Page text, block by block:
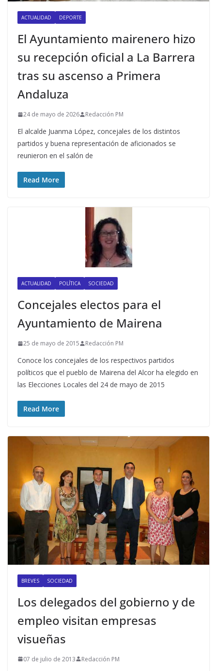
ACTUALIDAD DEPORTE
El Ayuntamiento mairenero hizo
su recepción oficial a La Barrera
tras su ascenso a Primera
Andaluza
24 de mayo de 2026 Redacción PM
El alcalde Juanma López, concejales de los distintos
partidos y buena representación de aficionados se
reunieron en el salón de
Read More
ACTUALIDAD POLÍTICA SOCIEDAD
Concejales electos para el
Ayuntamiento de Mairena
25 de mayo de 2015 Redacción PM
Conoce los concejales de los respectivos partidos
políticos que el pueblo de Mairena del Alcor ha elegido en
las Elecciones Locales del 24 de mayo de 2015
Read More
BREVES SOCIEDAD
Los delegados del gobierno y de
empleo visitan empresas
visueñas
07 de julio de 2013 Redacción PM